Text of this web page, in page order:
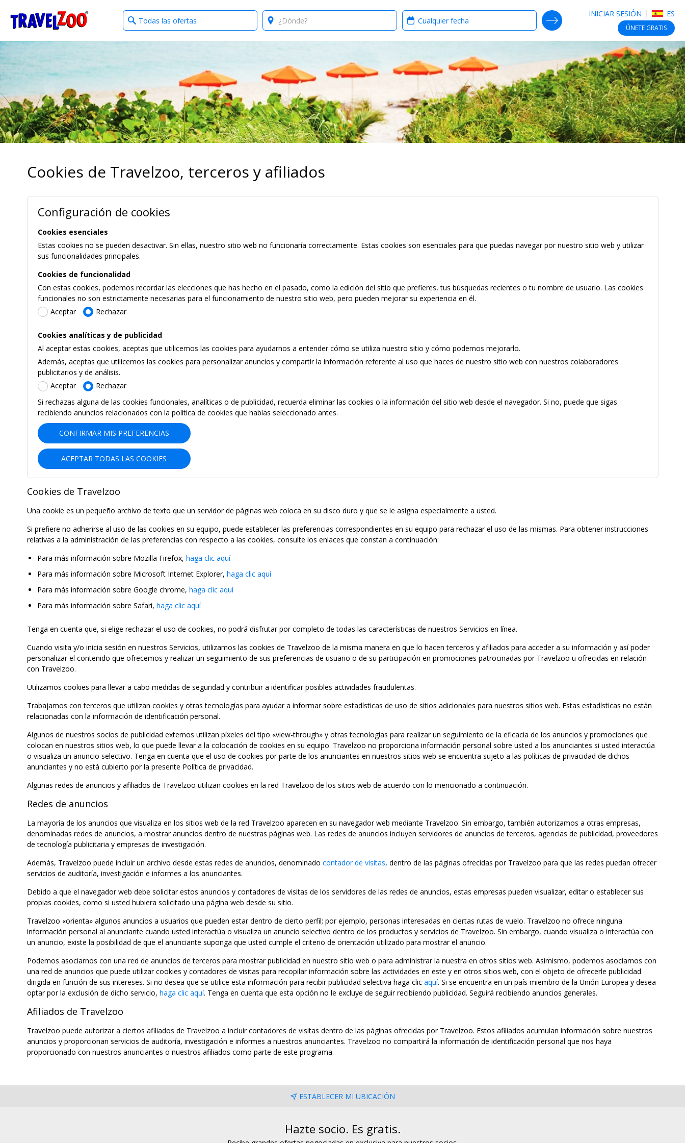
Travelzoo INICIAR SESIÓN ES
ÚNETE GRATIS
What
type
Where? When?
SEARCH DEALS
Cookies de Travelzoo, terceros y afiliados
Configuración de cookies
Cookies esenciales
Estas cookies no se pueden desactivar. Sin ellas, nuestro sitio web no funcionaría correctamente. Estas cookies son esenciales para que puedas navegar por nuestro sitio web y utilizar
sus funcionalidades principales.
Cookies de funcionalidad
Con estas cookies, podemos recordar las elecciones que has hecho en el pasado, como la edición del sitio que prefieres, tus búsquedas recientes o tu nombre de usuario. Las cookies
funcionales no son estrictamente necesarias para el funcionamiento de nuestro sitio web, pero pueden mejorar su experiencia en él.
Aceptar
Rechazar
Cookies analíticas y de publicidad
Al aceptar estas cookies, aceptas que utilicemos las cookies para ayudarnos a entender cómo se utiliza nuestro sitio y cómo podemos mejorarlo.
Además, aceptas que utilicemos las cookies para personalizar anuncios y compartir la información referente al uso que haces de nuestro sitio web con nuestros colaboradores
publicitarios y de análisis.
Aceptar
Rechazar
Si rechazas alguna de las cookies funcionales, analíticas o de publicidad, recuerda eliminar las cookies o la información del sitio web desde el navegador. Si no, puede que sigas
recibiendo anuncios relacionados con la política de cookies que habías seleccionado antes.
CONFIRMAR MIS PREFERENCIAS
ACEPTAR TODAS LAS COOKIES
Cookies de Travelzoo
Una cookie es un pequeño archivo de texto que un servidor de páginas web coloca en su disco duro y que se le asigna especialmente a usted.
Si prefiere no adherirse al uso de las cookies en su equipo, puede establecer las preferencias correspondientes en su equipo para rechazar el uso de las mismas. Para obtener instrucciones
relativas a la administración de las preferencias con respecto a las cookies, consulte los enlaces que constan a continuación:
Para más información sobre Mozilla Firefox, haga clic aquí
Para más información sobre Microsoft Internet Explorer, haga clic aquí
Para más información sobre Google chrome, haga clic aquí
Para más información sobre Safari, haga clic aquí
Tenga en cuenta que, si elige rechazar el uso de cookies, no podrá disfrutar por completo de todas las características de nuestros Servicios en línea.
Cuando visita y/o inicia sesión en nuestros Servicios, utilizamos las cookies de Travelzoo de la misma manera en que lo hacen terceros y afiliados para acceder a su información y así poder
personalizar el contenido que ofrecemos y realizar un seguimiento de sus preferencias de usuario o de su participación en promociones patrocinadas por Travelzoo u ofrecidas en relación
con Travelzoo.
Utilizamos cookies para llevar a cabo medidas de seguridad y contribuir a identificar posibles actividades fraudulentas.
Trabajamos con terceros que utilizan cookies y otras tecnologías para ayudar a informar sobre estadísticas de uso de sitios adicionales para nuestros sitios web. Estas estadísticas no están
relacionadas con la información de identificación personal.
Algunos de nuestros socios de publicidad externos utilizan píxeles del tipo «view-through» y otras tecnologías para realizar un seguimiento de la eficacia de los anuncios y promociones que
colocan en nuestros sitios web, lo que puede llevar a la colocación de cookies en su equipo. Travelzoo no proporciona información personal sobre usted a los anunciantes si usted interactúa
o visualiza un anuncio selectivo. Tenga en cuenta que el uso de cookies por parte de los anunciantes en nuestros sitios web se encuentra sujeto a las políticas de privacidad de dichos
anunciantes y no está cubierto por la presente Política de privacidad.
Algunas redes de anuncios y afiliados de Travelzoo utilizan cookies en la red Travelzoo de los sitios web de acuerdo con lo mencionado a continuación.
Redes de anuncios
La mayoría de los anuncios que visualiza en los sitios web de la red Travelzoo aparecen en su navegador web mediante Travelzoo. Sin embargo, también autorizamos a otras empresas,
denominadas redes de anuncios, a mostrar anuncios dentro de nuestras páginas web. Las redes de anuncios incluyen servidores de anuncios de terceros, agencias de publicidad, proveedores
de tecnología publicitaria y empresas de investigación.
Además, Travelzoo puede incluir un archivo desde estas redes de anuncios, denominado contador de visitas, dentro de las páginas ofrecidas por Travelzoo para que las redes puedan ofrecer
servicios de auditoría, investigación e informes a los anunciantes.
Debido a que el navegador web debe solicitar estos anuncios y contadores de visitas de los servidores de las redes de anuncios, estas empresas pueden visualizar, editar o establecer sus
propias cookies, como si usted hubiera solicitado una página web desde su sitio.
Travelzoo «orienta» algunos anuncios a usuarios que pueden estar dentro de cierto perfil; por ejemplo, personas interesadas en ciertas rutas de vuelo. Travelzoo no ofrece ninguna
información personal al anunciante cuando usted interactúa o visualiza un anuncio selectivo dentro de los productos y servicios de Travelzoo. Sin embargo, cuando visualiza o interactúa con
un anuncio, existe la posibilidad de que el anunciante suponga que usted cumple el criterio de orientación utilizado para mostrar el anuncio.
Podemos asociarnos con una red de anuncios de terceros para mostrar publicidad en nuestro sitio web o para administrar la nuestra en otros sitios web. Asimismo, podemos asociarnos con
una red de anuncios que puede utilizar cookies y contadores de visitas para recopilar información sobre las actividades en este y en otros sitios web, con el objeto de ofrecerle publicidad
dirigida en función de sus intereses. Si no desea que se utilice esta información para recibir publicidad selectiva haga clic aquí. Si se encuentra en un país miembro de la Unión Europea y desea
optar por la exclusión de dicho servicio, haga clic aquí. Tenga en cuenta que esta opción no le excluye de seguir recibiendo publicidad. Seguirá recibiendo anuncios generales.
Afiliados de Travelzoo
Travelzoo puede autorizar a ciertos afiliados de Travelzoo a incluir contadores de visitas dentro de las páginas ofrecidas por Travelzoo. Estos afiliados acumulan información sobre nuestros
anuncios y proporcionan servicios de auditoría, investigación e informes a nuestros anunciantes. Travelzoo no compartirá la información de identificación personal que nos haya
proporcionado con nuestros anunciantes o nuestros afiliados como parte de este programa.
ESTABLECER MI UBICACIÓN
Hazte socio. Es gratis.